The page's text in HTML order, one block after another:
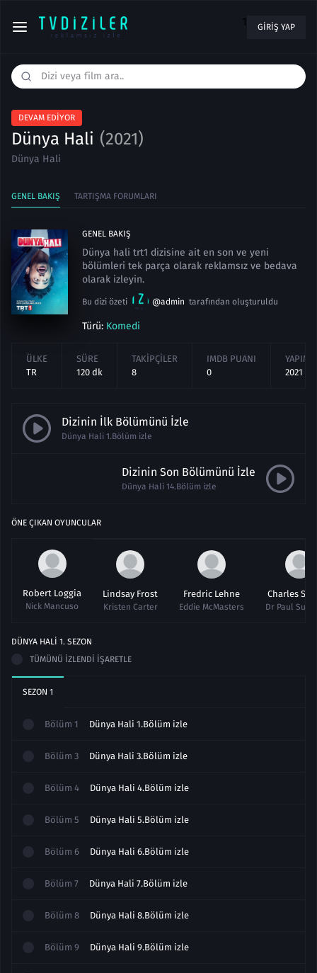
1 GIRIŞ YAP
DEVAM EDIYOR
Dünya Hali (2021)
Dünya Hali
GENEL BAKIŞ TARTIŞMA FORUMLARI
GENEL BAKIŞ
Dünya hali trt1 dizisine ait en son ve yeni
bölümleri tek parça olarak reklamsız ve bedava
olarak izleyin.
Bu dizi özeti @admin tarafından oluşturuldu
Türü: Komedi
ÜLKE
TR
SÜRE
120 dk
TAKIPÇILER
8
IMDB PUANI
0
YAPIM
2021
Dizinin İlk Bölümünü İzle
Dünya Hali 1.Bölüm izle
Dizinin Son Bölümünü İzle
Dünya Hali 14.Bölüm izle
ÖNE ÇIKAN OYUNCULAR
Robert Loggia
Nick Mancuso
Lindsay Frost
Kristen Carter
Fredric Lehne
Eddie McMasters
Charles
Dr Paul
DÜNYA HALI 1. SEZON
TÜMÜNÜ İZLENDI İŞARETLE
SEZON 1
Bölüm 1 Dünya Hali 1.Bölüm izle
Bölüm 3 Dünya Hali 3.Bölüm izle
Bölüm 4 Dünya Hali 4.Bölüm izle
Bölüm 5 Dünya Hali 5.Bölüm izle
Bölüm 6 Dünya Hali 6.Bölüm izle
Bölüm 7 Dünya Hali 7.Bölüm izle
Bölüm 8 Dünya Hali 8.Bölüm izle
Bölüm 9 Dünya Hali 9.Bölüm izle